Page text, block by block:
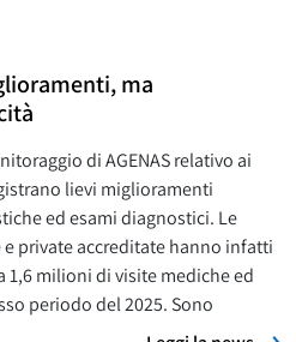
ma
di AGENAS relativo ai
lievi miglioramenti
ed esami diagnostici. Le
private accreditate hanno infatti
milioni di visite mediche ed
periodo del 2025. Sono